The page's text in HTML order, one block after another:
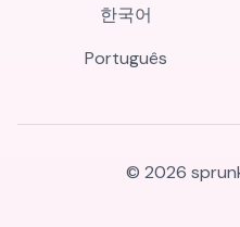
한국어
Português
© 2026